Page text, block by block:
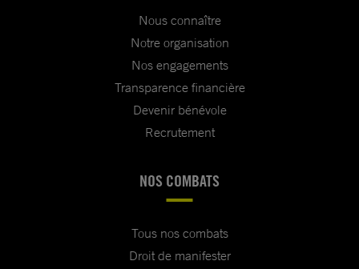
Nous connaître
Notre organisation
Nos engagements
Transparence financière
Devenir bénévole
Recrutement
NOS COMBATS
Tous nos combats
Droit de manifester